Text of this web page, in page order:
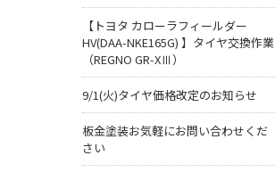
【トヨタ カローラフィールダー
HV(DAA-NKE165G) 】タイヤ交換作業
（REGNO GR-XⅢ）
9/1(火)タイヤ価格改定のお知らせ
板金塗装お気軽にお問い合わせくだ
さい